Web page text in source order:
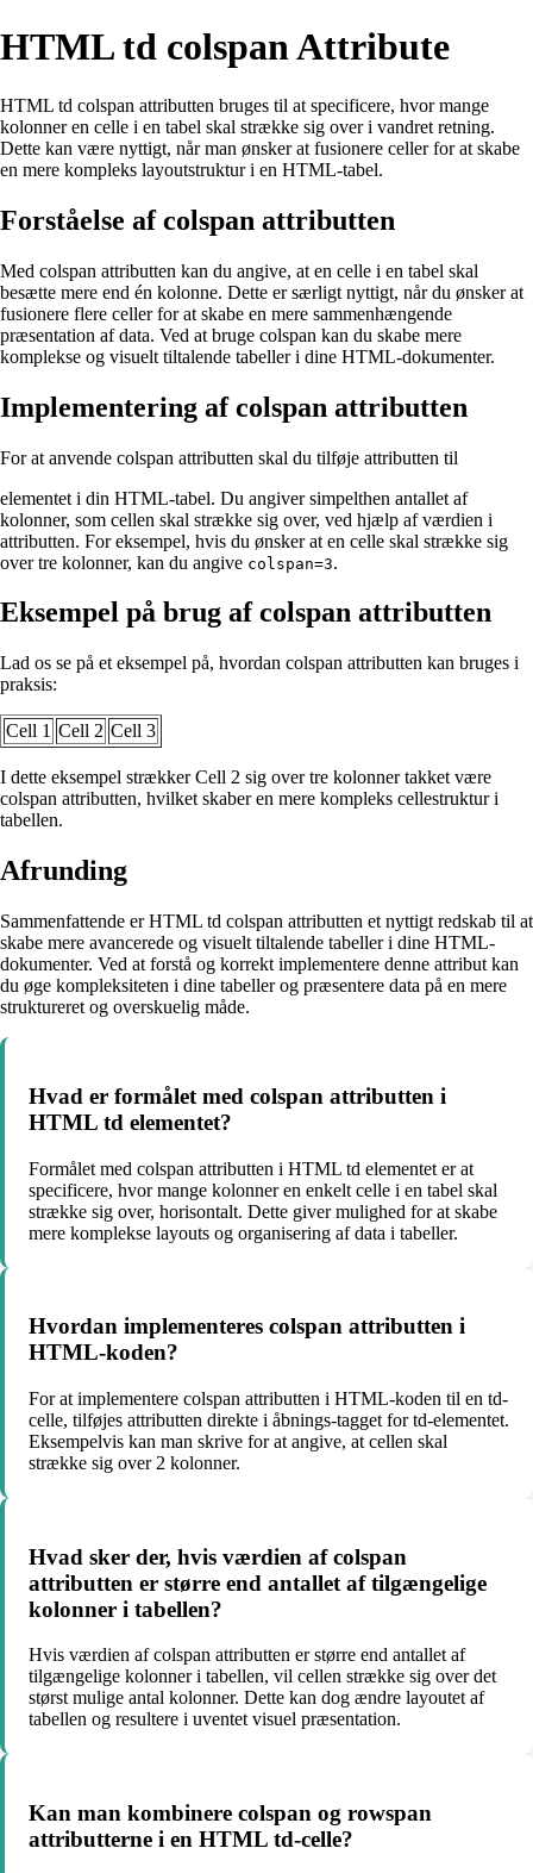
HTML td colspan Attribute
HTML td colspan attributten bruges til at specificere, hvor mange
kolonner en celle i en tabel skal strække sig over i vandret retning.
Dette kan være nyttigt, når man ønsker at fusionere celler for at skabe
en mere kompleks layoutstruktur i en HTML-tabel.
Forståelse af colspan attributten
Med colspan attributten kan du angive, at en celle i en tabel skal
besætte mere end én kolonne. Dette er særligt nyttigt, når du ønsker at
fusionere flere celler for at skabe en mere sammenhængende
præsentation af data. Ved at bruge colspan kan du skabe mere
komplekse og visuelt tiltalende tabeller i dine HTML-dokumenter.
Implementering af colspan attributten
For at anvende colspan attributten skal du tilføje attributten til
elementet i din HTML-tabel. Du angiver simpelthen antallet af
kolonner, som cellen skal strække sig over, ved hjælp af værdien i
attributten. For eksempel, hvis du ønsker at en celle skal strække sig
over tre kolonner, kan du angive colspan=3.
Eksempel på brug af colspan attributten
Lad os se på et eksempel på, hvordan colspan attributten kan bruges i
praksis:
Cell 1 Cell 2 Cell 3
I dette eksempel strækker Cell 2 sig over tre kolonner takket være
colspan attributten, hvilket skaber en mere kompleks cellestruktur i
tabellen.
Afrunding
Sammenfattende er HTML td colspan attributten et nyttigt redskab til at
skabe mere avancerede og visuelt tiltalende tabeller i dine HTML-
dokumenter. Ved at forstå og korrekt implementere denne attribut kan
du øge kompleksiteten i dine tabeller og præsentere data på en mere
struktureret og overskuelig måde.
Hvad er formålet med colspan attributten i
HTML td elementet?
Formålet med colspan attributten i HTML td elementet er at
specificere, hvor mange kolonner en enkelt celle i en tabel skal
strække sig over, horisontalt. Dette giver mulighed for at skabe
mere komplekse layouts og organisering af data i tabeller.
Hvordan implementeres colspan attributten i
HTML-koden?
For at implementere colspan attributten i HTML-koden til en td-
celle, tilføjes attributten direkte i åbnings-tagget for td-elementet.
Eksempelvis kan man skrive for at angive, at cellen skal
strække sig over 2 kolonner.
Hvad sker der, hvis værdien af colspan
attributten er større end antallet af tilgængelige
kolonner i tabellen?
Hvis værdien af colspan attributten er større end antallet af
tilgængelige kolonner i tabellen, vil cellen strække sig over det
størst mulige antal kolonner. Dette kan dog ændre layoutet af
tabellen og resultere i uventet visuel præsentation.
Kan man kombinere colspan og rowspan
attributterne i en HTML td-celle?